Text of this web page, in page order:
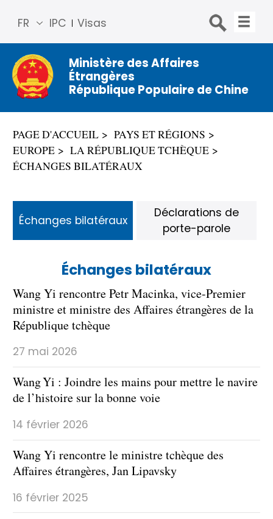
IPC Visas
FR
简体
中文
Engli
sh
Русс
Espa
ñol
Ministère des Affaires
Étrangères
République Populaire de Chine
PAGE D'ACCUEIL
PAYS ET RÉGIONS
EUROPE
LA RÉPUBLIQUE TCHÈQUE
ÉCHANGES BILATÉRAUX
Échanges bilatéraux
Wang Yi rencontre Petr Macinka, vice-Premier
ministre et ministre des Affaires étrangères de la
République tchèque
27 mai 2026
Wang Yi : Joindre les mains pour mettre le navire
de l’histoire sur la bonne voie
14 février 2026
Wang Yi rencontre le ministre tchèque des
Affaires étrangères, Jan Lipavsky
16 février 2025
Échanges bilatéraux
Déclarations de
porte-parole